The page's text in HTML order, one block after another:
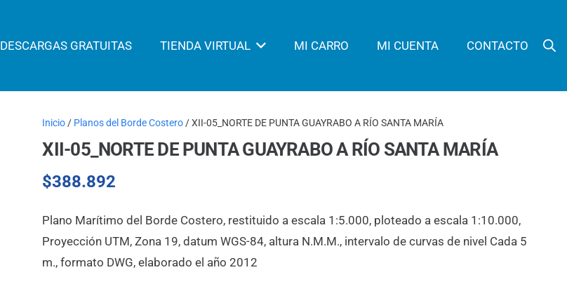
DESCARGAS GRATUITAS TIENDA VIRTUAL MI CARRO MI CUENTA CONTACTO
Inicio / Planos del Borde Costero / XII-05_NORTE DE PUNTA GUAYRABO A RÍO SANTA MARÍA
XII-05_NORTE DE PUNTA GUAYRABO A RÍO SANTA MARÍA
$388.892
Plano Marítimo del Borde Costero, restituido a escala 1:5.000, ploteado a escala 1:10.000,
Proyección UTM, Zona 19, datum WGS-84, altura N.M.M., intervalo de curvas de nivel Cada 5
m., formato DWG, elaborado el año 2012